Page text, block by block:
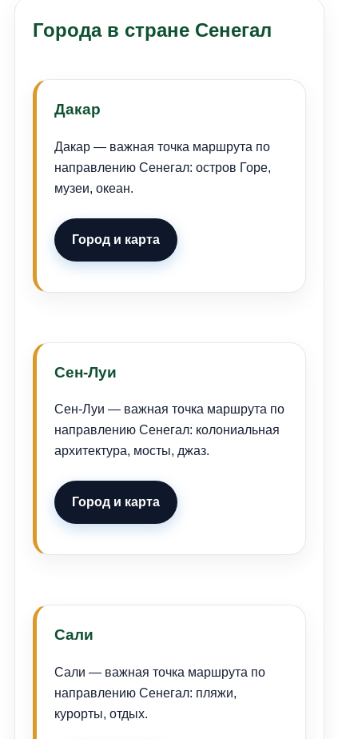
Города в стране Сенегал
Дакар
Дакар — важная точка маршрута по
направлению Сенегал: остров Горе,
музеи, океан.
Город и карта
Сен-Луи
Сен-Луи — важная точка маршрута по
направлению Сенегал: колониальная
архитектура, мосты, джаз.
Город и карта
Сали
Сали — важная точка маршрута по
направлению Сенегал: пляжи,
курорты, отдых.